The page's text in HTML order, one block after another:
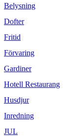
Belysning
Dofter
Fritid
Förvaring
Gardiner
Hotell Restaurang
Husdjur
Inredning
JUL